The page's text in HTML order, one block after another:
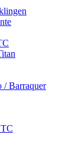
/ Barraquer